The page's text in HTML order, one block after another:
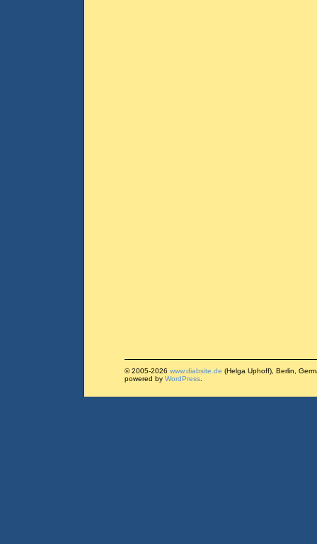
© 2005-2026 www.diabsite.de (Helga Uphoff), Berlin,
powered by WordPress.